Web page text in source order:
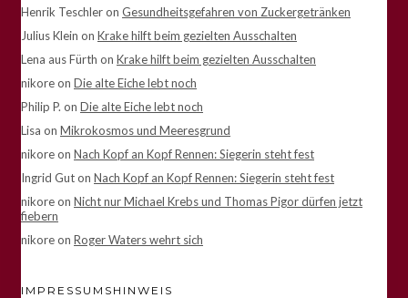
Henrik Teschleron Gesundheitsgefahren von Zuckergetränken
Julius Klein on Krake hilft beim gezielten Ausschalten
Lena aus Fürth on Krake hilft beim gezielten Ausschalten
nikoreon Die alte Eiche lebt noch
Philip P. on Die alte Eiche lebt noch
Lisa on Mikrokosmos und Meeresgrund
nikoreon Nach Kopf an Kopf Rennen: Siegerin steht fest
Ingrid Guton Nach Kopf an Kopf Rennen: Siegerin steht fest
nikoreon Nicht nur Michael Krebs und Thomas Pigor dürfen jetzt
fiebern
nikoreon Roger Waters wehrt sich
IMPRESSUMSHINWEIS